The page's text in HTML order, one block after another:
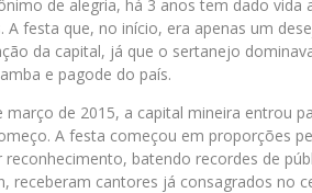
de alegria, há 3 anos tem dado vida
A festa que, no início, era apenas um
da capital, já que o sertanejo
e pagode do país.
março de 2015, a capital mineira entrou
A festa começou em proporções
batendo recordes de
receberam cantores já consagrados no